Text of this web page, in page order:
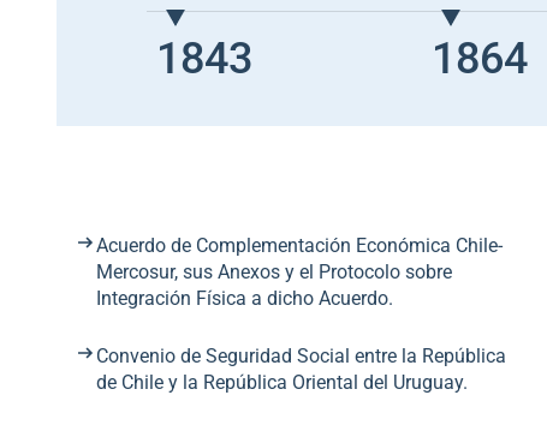
1843 1864
Acuerdo de Complementación Económica Chile-
Mercosur, sus Anexos y el Protocolo sobre
Integración Física a dicho Acuerdo.
Convenio de Seguridad Social entre la República
de Chile y la República Oriental del Uruguay.